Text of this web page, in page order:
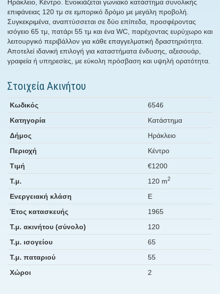
Ηράκλειο, Κέντρο. Ενοικιάζεται γωνιακό κατάστημα συνολικής
επιφάνειας 120 τμ σε εμπορικό δρόμο με μεγάλη προβολή.
Συγκεκριμένα, αναπτύσσεται σε δύο επίπεδα, προσφέροντας
ισόγειο 65 τμ, πατάρι 55 τμ και ένα WC, παρέχοντας ευρύχωρο και
λειτουργικό περιβάλλον για κάθε επαγγελματική δραστηριότητα.
Αποτελεί ιδανική επιλογή για καταστήματα ένδυσης, αξεσουάρ,
γραφεία ή υπηρεσίες, με εύκολη πρόσβαση και υψηλή ορατότητα.
Στοιχεία Ακινήτου
Κωδικός
6546
Κατηγορία
Κατάστημα
Δήμος
Ηράκλειο
Περιοχή
Κέντρο
Τιμή
€1200
Τ.μ.
120 m2
Ενεργειακή κλάση
Ε
Έτος κατασκευής
1965
Τ.μ. ακινήτου (σύνολο)
120
Τ.μ. ισογείου
65
Τ.μ. παταριού
55
Χώροι
2